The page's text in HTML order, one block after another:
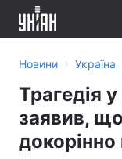
Новини › Україна
Трагедія
заявив,